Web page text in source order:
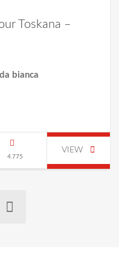
Toskana –
bianca
4.775
VIEW